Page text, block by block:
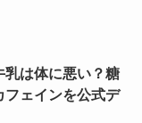
乳は体に悪い？糖
フェインを公式デ